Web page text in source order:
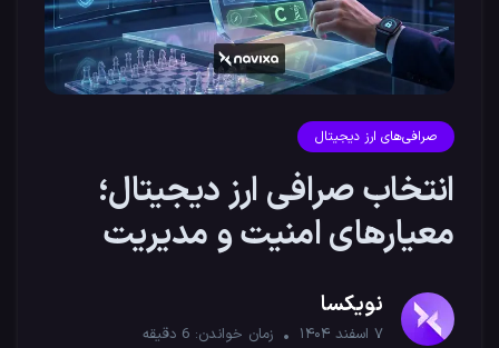
صرافی‌های ارز دیجیتال
انتخاب صرافی ارز دیجیتال؛
معیارهای امنیت و مدیریت
ریسک حرفه‌ای
نویکسا
۷ اسفند ۱۴۰۴ زمان خواندن: 6 دقیقه